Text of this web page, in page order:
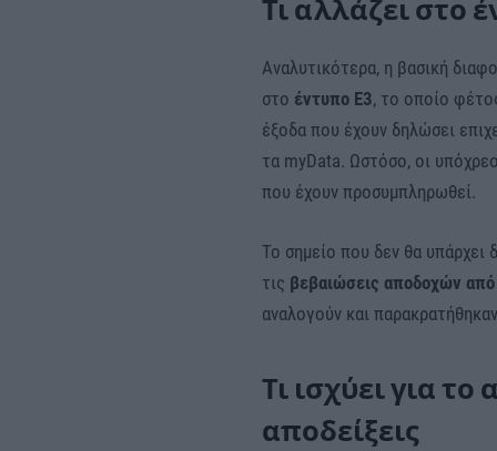
Τι αλλάζει στο
Αναλυτικότερα, η βασική
στο έντυπο Ε3, το οποίο
έξοδα που έχουν δηλώσει
τα myData. Ωστόσο, οι
που έχουν προσυμπληρωθεί.
Το σημείο που δεν θα υπάρχει
τις βεβαιώσεις αποδοχών από
αναλογούν και
Τι ισχύει για
αποδείξεις